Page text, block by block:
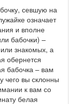
севшую на
означает
и вполне
бабочки) –
знакомых, а
обернется
бабочка – вам
чего вы склонны
к вам со
белая